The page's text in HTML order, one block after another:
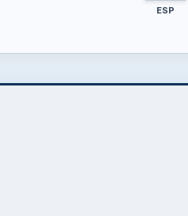
ESP